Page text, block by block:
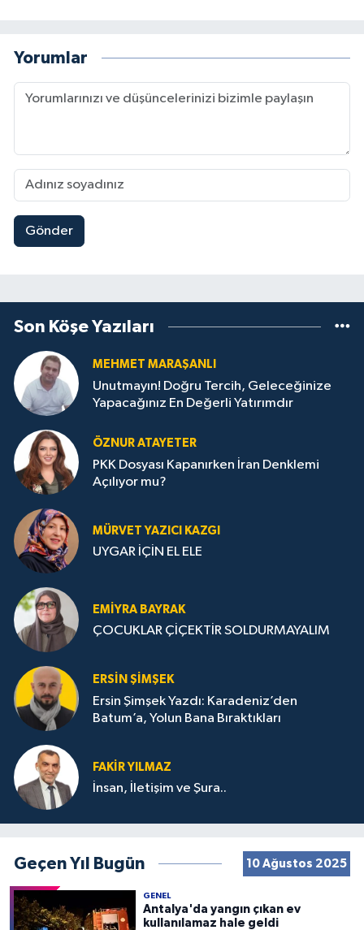
Yorumlar
Gönder
Son Köşe Yazıları
MEHMET MARAŞANLI
Unutmayın! Doğru Tercih, Geleceğinize
Yapacağınız En Değerli Yatırımdır
ÖZNUR ATAYETER
PKK Dosyası Kapanırken İran Denklemi
Açılıyor mu?
MÜRVET YAZICI KAZGI
UYGAR İÇİN EL ELE
EMIYRA BAYRAK
ÇOCUKLAR ÇİÇEKTİR SOLDURMAYALIM
ERSIN ŞIMŞEK
Ersin Şimşek Yazdı: Karadeniz’den
Batum’a, Yolun Bana Bıraktıkları
FAKIR YILMAZ
İnsan, İletişim ve Şura..
Geçen Yıl Bugün 10 Ağustos 2025
GENEL
Antalya'da yangın çıkan ev
kullanılamaz hale geldi